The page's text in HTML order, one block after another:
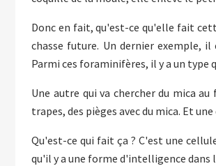
Donc en fait, qu'est-ce qu'elle fait
chasse future. Un dernier exemple,
Parmi ces foraminifères, il y a un type
Une autre qui va chercher du mica
trapes, des pièges avec du mica. Et
Qu'est-ce qui fait ça ? C'est une
qu'il y a une forme d'intelligence dans